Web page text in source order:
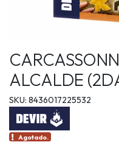
ALCALDE
SKU: 8436017225532
Agotado.